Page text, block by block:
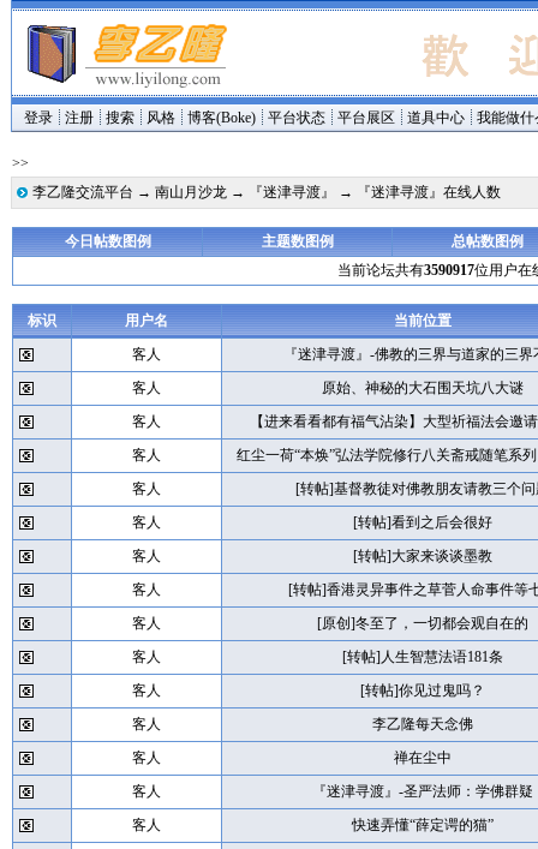
登录 注册 搜索 风格 博客(Boke) 平台状态 平台展区 道具中心 我能做什
>>
李乙隆交流平台 → 南山月沙龙→ 『迷津寻渡』 → 『迷津寻渡』在线人数
今日帖数图例 主题数图例
总帖数图例
当前论坛共有3590917位用户在
标识 用户名
当前位置
客人
『迷津寻渡』-佛教的三界与道家的三界
客人
原始、神秘的大石围天坑八大谜
客人
【进来看看都有福气沾染】大型祈福法会邀
客人
红尘一荷“本焕”弘法学院修行八关斋戒随笔系
客人
[转帖]基督教徒对佛教朋友请教三个问
客人
[转帖]看到之后会很好
客人
[转帖]大家来谈谈墨教
客人
[转帖]香港灵异事件之草菅人命事件等
客人
[原创]冬至了，一切都会观自在的
客人
[转帖]人生智慧法语181条
客人
[转帖]你见过鬼吗？
客人
李乙隆每天念佛
客人
禅在尘中
客人
『迷津寻渡』-圣严法师：学佛群疑
客人
快速弄懂“薛定谔的猫”